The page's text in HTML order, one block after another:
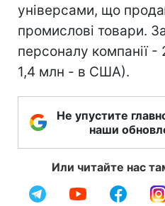
універсами, що
промислові товари.
персоналу компанії -
1,4 млн - в США).
Не упустите
наши
Или читайте нас